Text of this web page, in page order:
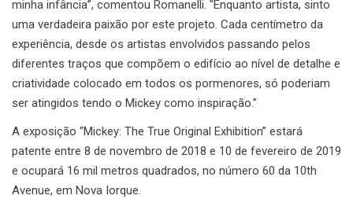
minha infância”, comentou Romanelli. "Enquanto artista, sinto
uma verdadeira paixão por este projeto. Cada centímetro da
experiência, desde os artistas envolvidos passando pelos
diferentes traços que compõem o edifício ao nível de detalhe e
criatividade colocado em todos os pormenores, só poderiam
ser atingidos tendo o Mickey como inspiração.”
A exposição “Mickey: The True Original Exhibition” estará
patente entre 8 de novembro de 2018 e 10 de fevereiro de 2019
e ocupará 16 mil metros quadrados, no número 60 da 10th
Avenue, em Nova Iorque.